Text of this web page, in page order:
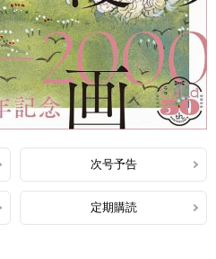
次号予告
定期購読